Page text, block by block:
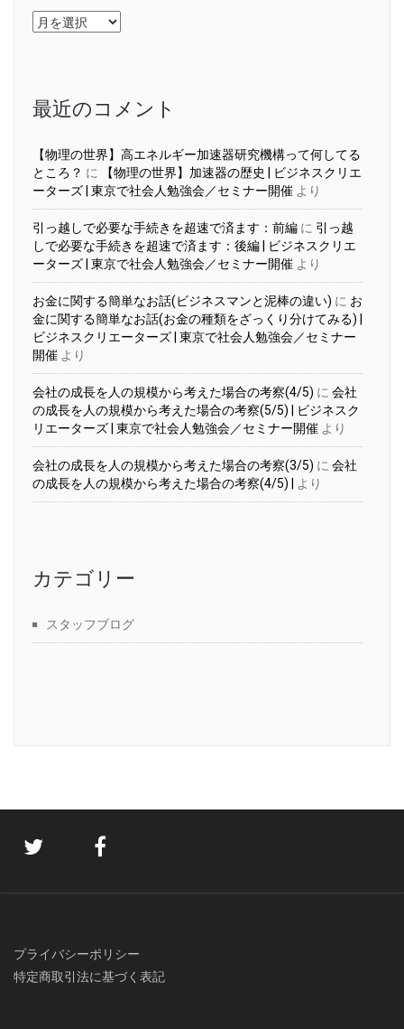
ア
ー
最近のコメント
【物理の世界】高エネルギー加速器研究機構って何してる
ところ？ に
【物理の世界】加速器の歴史 | ビジネスクリエ
ーターズ | 東京で社会人勉強会／セミナー開催 より
引っ越しで必要な手続きを超速で済ます：前編 に 引っ越
しで必要な手続きを超速で済ます：後編 | ビジネスクリエ
ーターズ | 東京で社会人勉強会／セミナー開催 より
お金に関する簡単なお話(ビジネスマンと泥棒の違い) に お
金に関する簡単なお話(お金の種類をざっくり分けてみる) |
ビジネスクリエーターズ | 東京で社会人勉強会／セミナー
開催 より
会社の成長を人の規模から考えた場合の考察(4/5) に 会社
の成長を人の規模から考えた場合の考察(5/5) | ビジネスク
リエーターズ | 東京で社会人勉強会／セミナー開催 より
会社の成長を人の規模から考えた場合の考察(3/5) に 会社
の成長を人の規模から考えた場合の考察(4/5) |
より
カテゴリー
スタッフブログ
プライバシーポリシー
特定商取引法に基づく表記